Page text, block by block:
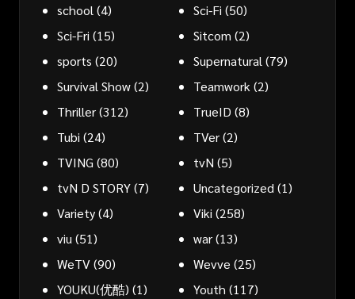
school (4) Sci-Fi (50)
Sci-Fri (15) Sitcom (2)
sports (20) Supernatural (79)
Survival Show(2) Teamwork (2)
Thriller(312) TrueID (8)
Tubi (24) TVer(2)
TVING (80) tvN (5)
tvN D STORY(7) Uncategorized (1)
Variety(4) Viki (258)
viu (51) war(13)
WeTV(90) Wevve (25)
YOUKU(优酷) (1) Youth (117)